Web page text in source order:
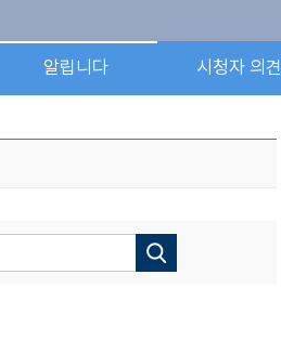
알립니다 시청자 의견